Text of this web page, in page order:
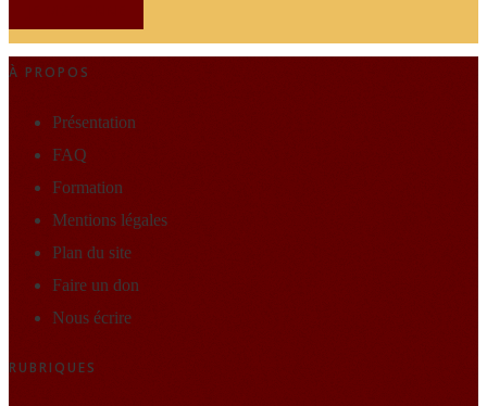
À PROPOS
Présentation
FAQ
Formation
Mentions légales
Plan du site
Faire un don
Nous écrire
RUBRIQUES